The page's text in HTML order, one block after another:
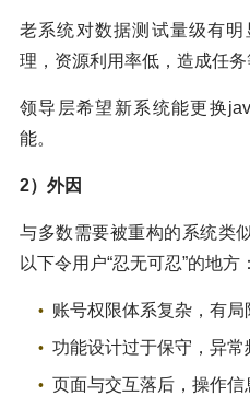
老系统对数据测试量级有
理，资源利用率低，造成任务
领导层希望新系统能更换
能。
2）外因
与多数需要被重构的系统类
以下令用户“忍无可忍”的地方：
账号权限体系复杂，有
功能设计过于保守，异
页面与交互落后，操作